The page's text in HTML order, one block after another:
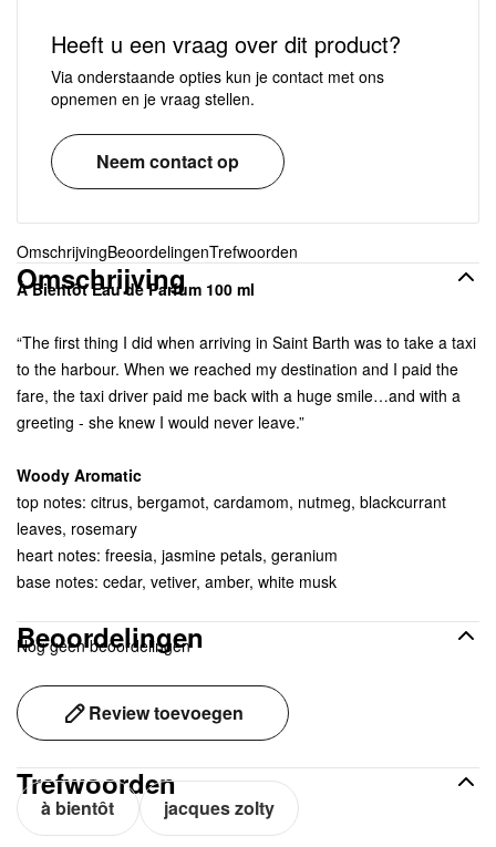
Heeft u een vraag over dit product?
Via onderstaande opties kun je contact met ons
opnemen en je vraag stellen.
Neem contact op
OmschrijvingBeoordelingenTrefwoorden
Omschrijving
À Bientôt Eau de Parfum 100 ml
“The first thing I did when arriving in Saint Barth was to take a taxi
to the harbour. When we reached my destination and I paid the
fare, the taxi driver paid me back with a huge smile…and with a
greeting - she knew I would never leave.”
Woody Aromatic
top notes: citrus, bergamot, cardamom, nutmeg, blackcurrant
leaves, rosemary
heart notes: freesia, jasmine petals, geranium
base notes: cedar, vetiver, amber, white musk
Beoordelingen
Nog geen beoordelingen
Review toevoegen
Trefwoorden
à bientôt jacques zolty